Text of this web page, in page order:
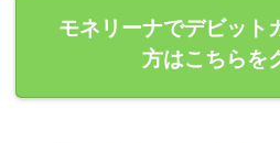
モネリーナでデビット
方はこちらを